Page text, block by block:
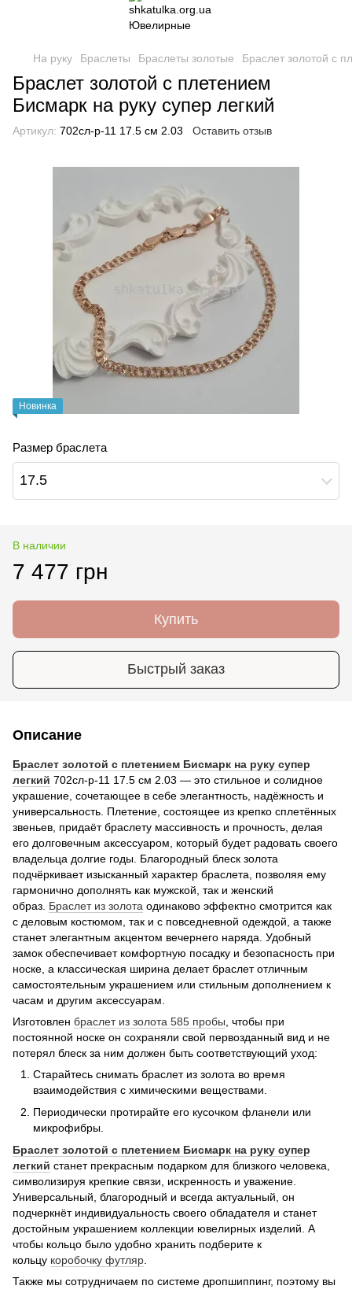
На руку Браслеты Браслеты золотые Браслет золотой с
Браслет золотой с плетением
Бисмарк на руку супер легкий
Артикул: 702сл-р-11 17.5 см 2.03 Оставить отзыв
Новинка
Размер браслета
17.5
В наличии
7 477 грн
Купить
Быстрый заказ
Описание
Браслет золотой с плетением Бисмарк на руку супер
легкий 702сл-р-11 17.5 см 2.03 — это стильное и солидное
украшение, сочетающее в себе элегантность, надёжность и
универсальность. Плетение, состоящее из крепко сплетённых
звеньев, придаёт браслету массивность и прочность, делая
его долговечным аксессуаром, который будет радовать своего
владельца долгие годы. Благородный блеск золота
подчёркивает изысканный характер браслета, позволяя ему
гармонично дополнять как мужской, так и женский
образ. Браслет из золота одинаково эффектно смотрится как
с деловым костюмом, так и с повседневной одеждой, а также
станет элегантным акцентом вечернего наряда. Удобный
замок обеспечивает комфортную посадку и безопасность при
носке, а классическая ширина делает браслет отличным
самостоятельным украшением или стильным дополнением к
часам и другим аксессуарам.
Изготовлен браслет из золота 585 пробы , чтобы при
постоянной носке он сохраняли свой первозданный вид и не
потерял блеск за ним должен быть соответствующий уход:
Старайтесь снимать браслет из золота во время
взаимодействия с химическими веществами.
Периодически протирайте его кусочком фланели или
микрофибры.
Браслет золотой с плетением Бисмарк на руку супер
легкий станет прекрасным подарком для близкого человека,
символизируя крепкие связи, искренность и уважение.
Универсальный, благородный и всегда актуальный, он
подчеркнёт индивидуальность своего обладателя и станет
достойным украшением коллекции ювелирных изделий. А
чтобы кольцо было удобно хранить подберите к
кольцу коробочку футляр.
Также мы сотрудничаем по системе дропшиппинг, поэтому вы